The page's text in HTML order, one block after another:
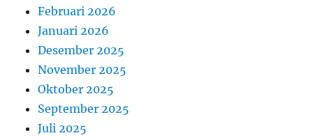
Februari 2026
Januari 2026
Desember 2025
November 2025
Oktober 2025
September 2025
Juli 2025